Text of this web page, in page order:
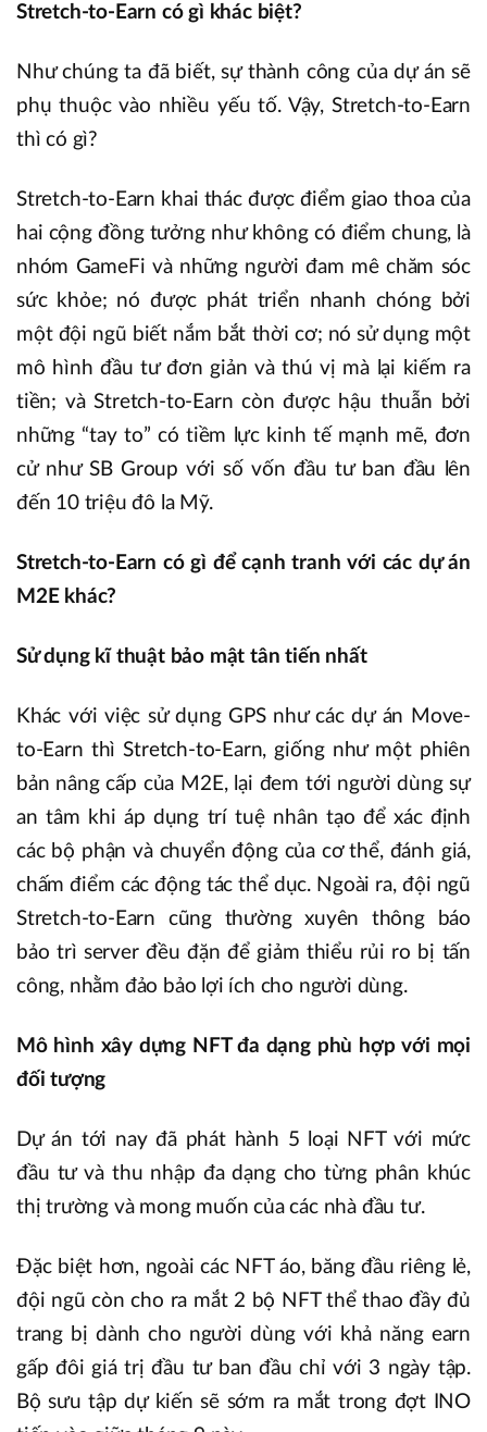
Stretch-to-Earn có gì khác biệt?
Như chúng ta đã biết, sự thành công của dự án sẽ
phụ thuộc vào nhiều yếu tố. Vậy, Stretch-to-Earn
thì có gì?
Stretch-to-Earn khai thác được điểm giao thoa của
hai cộng đồng tưởng như không có điểm chung, là
nhóm GameFi và những người đam mê chăm sóc
sức khỏe; nó được phát triển nhanh chóng bởi
một đội ngũ biết nắm bắt thời cơ; nó sử dụng một
mô hình đầu tư đơn giản và thú vị mà lại kiếm ra
tiền; và Stretch-to-Earn còn được hậu thuẫn bởi
những “tay to” có tiềm lực kinh tế mạnh mẽ, đơn
cử như SB Group với số vốn đầu tư ban đầu lên
đến 10 triệu đô la Mỹ.
Stretch-to-Earn có gì để cạnh tranh với các dự án
M2E khác?
Sử dụng kĩ thuật bảo mật tân tiến nhất
Khác với việc sử dụng GPS như các dự án Move-
to-Earn thì Stretch-to-Earn, giống như một phiên
bản nâng cấp của M2E, lại đem tới người dùng sự
an tâm khi áp dụng trí tuệ nhân tạo để xác định
các bộ phận và chuyển động của cơ thể, đánh giá,
chấm điểm các động tác thể dục. Ngoài ra, đội ngũ
Stretch-to-Earn cũng thường xuyên thông báo
bảo trì server đều đặn để giảm thiểu rủi ro bị tấn
công, nhằm đảo bảo lợi ích cho người dùng.
Mô hình xây dựng NFT đa dạng phù hợp với mọi
đối tượng
Dự án tới nay đã phát hành 5 loại NFT với mức
đầu tư và thu nhập đa dạng cho từng phân khúc
thị trường và mong muốn của các nhà đầu tư.
Đặc biệt hơn, ngoài các NFT áo, băng đầu riêng lẻ,
đội ngũ còn cho ra mắt 2 bộ NFT thể thao đầy đủ
trang bị dành cho người dùng với khả năng earn
gấp đôi giá trị đầu tư ban đầu chỉ với 3 ngày tập.
Bộ sưu tập dự kiến sẽ sớm ra mắt trong đợt INO